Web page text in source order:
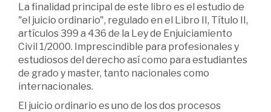
La finalidad principal de este libro es el estudio de
"el juicio ordinario", regulado en el Libro II, Título II,
artículos 399 a 436 de la Ley de Enjuiciamiento
Civil 1/2000. Imprescindible para profesionales y
estudiosos del derecho así como para estudiantes
de grado y master, tanto nacionales como
internacionales.
El juicio ordinario es uno de los dos procesos